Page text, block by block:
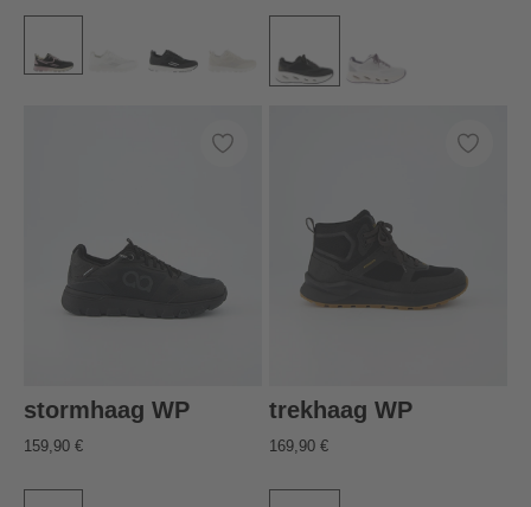
stormhaag WP
159,90 €
trekhaag WP
169,90 €